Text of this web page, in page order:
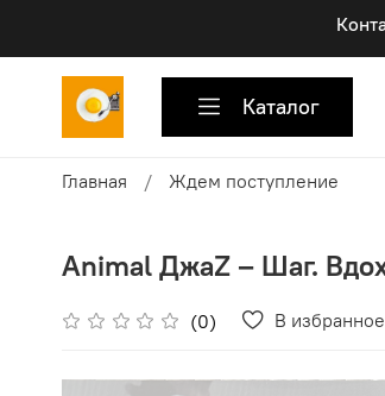
Каталог
Главная Ждем поступление
Animal ДжаZ ‎– Шаг.
(0) В избранное